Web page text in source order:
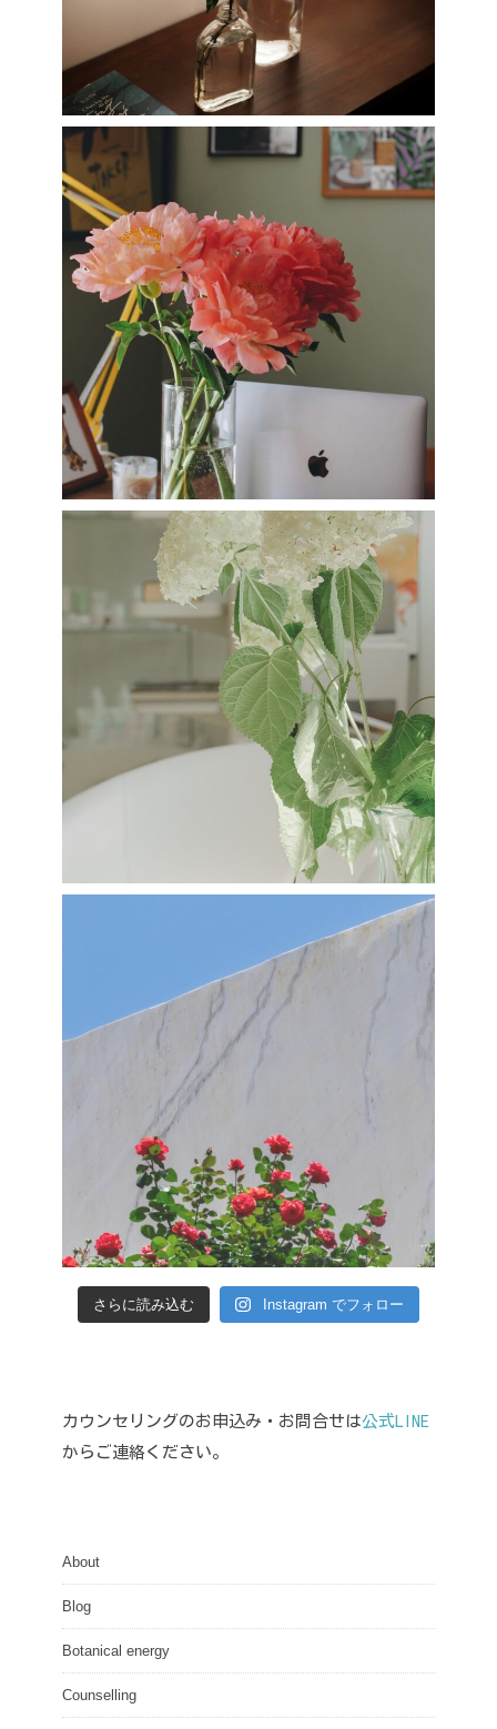
さらに読み込む Instagram でフォロー
カウンセリングのお申込み・お問合せは公式LINE
からご連絡ください。
About
Blog
Botanical energy
Counselling